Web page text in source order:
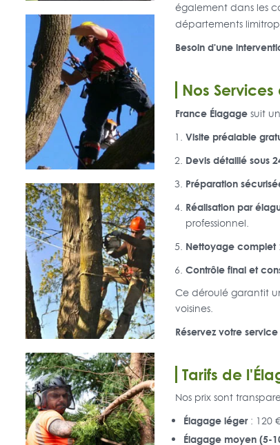
également dans les
départements
Besoin d'une
Nos
France Élagagesuit
Visite préalable
Devis détaillé sous
Préparation
Réalisation par
professionnel.
Nettoyage complet
Contrôle final et
Ce déroulé garantit
voisines.
Réservez votre
Tarifs de
Nos prix sont
Élagage léger: 120
Élagage moyen (5-